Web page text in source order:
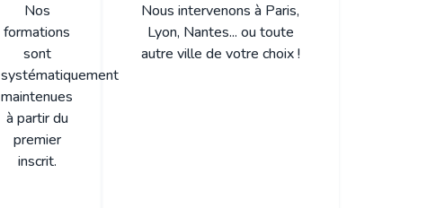
Nos
formations
sont
systématiquement
maintenues
à partir du
premier
inscrit.
Nous intervenons à Paris,
Lyon, Nantes... ou toute
autre ville de votre choix !